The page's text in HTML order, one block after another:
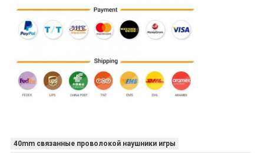
40mm связанные проволокой наушники игры